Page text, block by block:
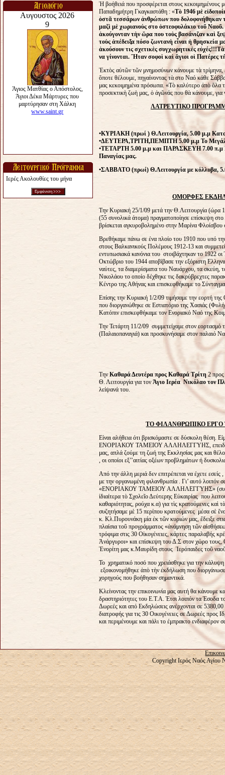
Ιερές Ακολουθίες του μήνα
Ἡ βοήθειά που προσφέρεται στους κεκοιμημένους
Παπαδημήτρη Γκαγκαστάθη : «Τὸ 1946 μὲ εἰ
ὀστᾶ τεσσάρωνἀνθρώπων που δολοφονήθηκαν
μαζὶ μὲ χωριανοὺς στο ὀστεοφυλάκιο τοῦ Ναοῦ.
ἀκούγονταν τὴνὥρα που τοὺς βασάνιζαν καὶ
τοὺς ἀπέδειξα πόσο ζωντανὴ εἶναι ἡ θρησκεία
ἀκούσουν τις σχετικὲς συγχωρητικὲς εὐχές!!!Τὰ
να γίνονται. Ἤταν σοφοὶ καὶ ἅγιοι οἱ Πατέρες τ
Ἐκτὸς αὐτῶν τῶν μνημοσύνων κάνουμε τὰ
ὅποτε θέλουμε, πηγαίνοντας τὰ στο Ναό κάθε
μας κεκοιμημένα πρόσωπα. «Τὸ καλύτερο ἀπὸ ὅλα
προσεκτικὴ ζωὴ μας, ὁ ἀγῶνάς που θὰ κάνουμε,
ΛΑΤΡΕΥΤΙΚΟ
•ΚΥΡΙΑΚΗ (πρωί ) Θ.Λειτουργία, 5.00 μ.μ
•ΔΕΥΤΕΡΑ,ΤΡΙΤΗ,ΠΕΜΠΤΗ 5.00 μ.μ Το
•ΤΕΤΑΡΤΗ 5.00 μ.μ και ΠΑΡΑΣΚΕΥΗ 7.00 π.μ Η
Παναγίας μας.
•ΣΑΒΒΑΤΟ (πρωί) Θ.Λειτουργία με κόλλυβα,
ΟΜΟΡΦΕΣ
Την Κυριακή 25/1/09 μετά την Θ.Λειτουργία (ώρα
(55 συνολικά άτομα) πραγματοποίησε επίσκεψη
βρίσκεται αγκυροβολημένο στην Μαρίνα
Βρεθήκαμε πάνω σε ένα πλοίο του 1910 που υπό
στους Βαλκανικούς Πολέμους 1912-13 και
εντυπωσιακά κανόνια του στοιβάχτηκαν το 1922
Οκτώβριο του 1944 αποβίβασε την εξόριστη
ναύτες, τα διαμερίσματα του Ναυάρχου, τα σκεύη,
Νικολάου το οποίο δέχθηκε τις δακρύβρεχτες
Κέντρο της Αθήνας και επισκεφθήκαμε το
Eπίσης την Κυριακή 1/2/09 τιμήσαμε την εορτή
που διοργανώθηκε σε Εστιατόριο της Χασιάς
Κατόπιν επισκεφθήκαμε τον Ενοριακό Ναό της
Την Τετάρτη 11/2/09 συμμετείχαμε στον
(Παλαιοπαναγιά) και προσκυνήσαμε στον παλαιό
ΤηνΚαθαρά Δευτέρα προς Καθαρά Τρίτη 2
Θ. Λειτουργία για τονΆγιο Ιερέα Νικόλαο τον
λείψανά του.
ΤΟ ΦΙΛΑΝΘΡΩΠΙΚΟ
Είναι αλήθεια ότι βρισκόμαστε σε δύσκολη θέση.
ΕΝΟΡΙΑΚΟΥ ΤΑΜΕΙΟΥ ΑΛΛΗΛΕΓΓΥΗΣ, επειδή δεν
μας, απλά ζούμε τη ζωή της Εκκλησίας μας και
, οι οποίοι εξ’’αιτίας οξέων προβλημάτων ή
Από την άλλη μεριά δεν επιτρέπεται να έχετε εσείς ,
με την οργανωμένη φιλανθρωπία . Γι’ αυτό
«ΕΝΟΡΙΑΚΟΥ ΤΑΜΕΙΟΥ ΑΛΛΗΛΕΓΓΥΗΣ»
ἰδιαίτερα τὸ Σχολεῖο Δεύτερης Εὐκαιρίας που
καθαριότητας, ρούχα κ.α) για τὶς κρατούμενες
συζητήσαμε μὲ 15 περίπου κρατούμενες μέσα σὲ
κ. Κλ.Πυρουνάκη μία ἐκ τῶν κυριών μας, ἔδειξε
πλαίσια τοῦ προγράμματος «ἀνάμνησῃ τῶν
τρόφιμα στις 30 Οἰκογένειες, κάρτες παραλαβής
Ἀνάργυροι» και επίσκεψη του Δ.Σ στον χώρο
Ἐνορίτη μας κ.Μαυρίδη στους Ἱερόπαιδες τοῦ
Το χρηματικό ποσό που χρειάσθηκε για την
εξοικονομήθηκε ἀπὸ τὴν ἐκδήλωση που
χορηγούς που βοήθησαν σημαντικά.
Κλείνοντας την επικοινωνία μας αυτή θα κάνουμε
δραστηριότητες του Ε.Τ.Α. Έτσι λοιπόν τα Έσοδα
Δωρεές και από Εκδηλώσεις ανέρχονται σε
διατροφής για τις 30 Οικογένειες σε Δωρεές
και περιμένουμε και πάλι το έμπρακτο ενδιαφέρον
Copyright Ιερός Ναός Αγίου